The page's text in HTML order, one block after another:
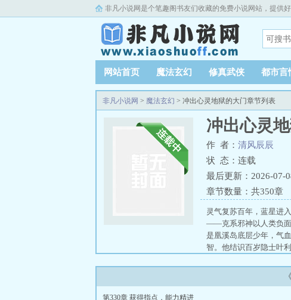
非凡小说网是个笔趣阁书友们收藏的免费小说网站，提供好
网站首页 魔法玄幻 修真武侠 都市言
非凡小说网 > 魔法玄幻 > 冲出心灵地狱的大门章节列表
冲出心灵
作 者： 清风辰辰
状 态：连载
最后更新：2026-07-
章节数量：共350章
灵气复苏百年，蓝星进
——克系邪神以人类负面
是凰溪岛底层少年，气
智。他结识百岁隐士叶
第330章 获得指点，能力精进